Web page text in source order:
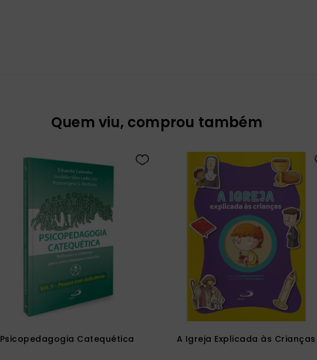
Quem viu, comprou também
Psicopedagogia Catequética A Igreja Explicada às Crianças